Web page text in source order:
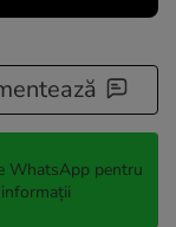
WhatsApp pentru